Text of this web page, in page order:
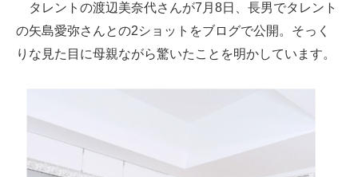
注目記事を集めた総合ページ
ITの今と未来を見通す
好きが集まる 比べて選べる
タレントの渡辺美奈代さんが7月8日、長男でタレント
の矢島愛弥さんとの2ショットをブログで公開。そっく
りな見た目に母親ながら驚いたことを明かしています。